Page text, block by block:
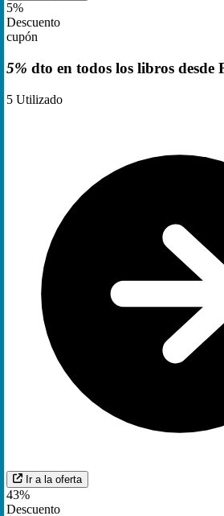
5%
Descuento
cupón
5% dto en todos los libros desde
5 Utilizado
Ir a la oferta
43%
Descuento